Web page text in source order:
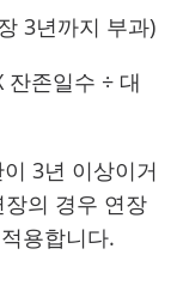
3년까지 부과)
잔존일수 ÷ 대
3년 이상이거
의 경우 연장
용합니다.